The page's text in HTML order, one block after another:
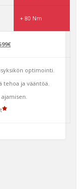
+ 80 Nm
optimointi.
tehoa ja vääntöä.